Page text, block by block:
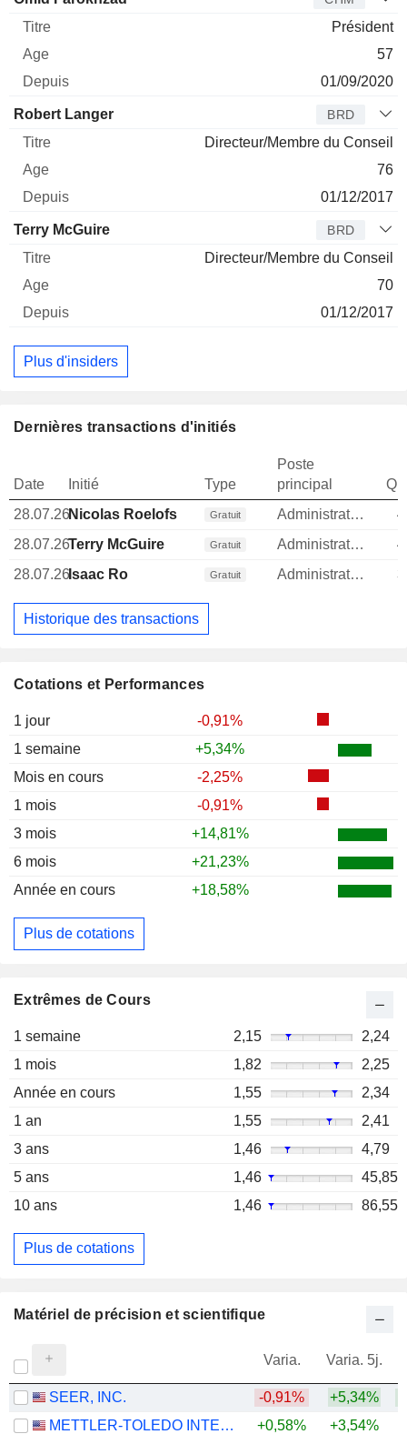
Cotations et Performances
1 jour
-0,91%
1 semaine
+5,34%
Mois en cours
-2,25%
1 mois
-0,91%
3 mois
+14,81%
6 mois
+21,23%
Année en cours
+18,58%
Plus de cotations
Extrêmes de Cours
1 semaine 2,15
2,24
1 mois
1,82
2,25
Année en cours
1,55
2,34
1 an
1,55
2,41
3 ans
1,46
4,79
5 ans
1,46
45,85
10 ans
1,46 86,55
Plus de cotations
Président
57
01/09/2020
Robert Langer BRD
Directeur/Membre du Conseil
76
01/12/2017
Terry McGuire BRD
Directeur/Membre du Conseil
70
01/12/2017
Plus d'insiders
Dernières transactions d'initiés
Date Initié Type
Poste
principal
28.07.26Nicolas Roelofs Gratuit Administrateur
28.07.26Terry McGuire Gratuit Administrateur
28.07.26Isaac Ro Gratuit Administrateur
Historique des transactions
Matériel de précision et scientifique
Varia. Varia. 5j.
SEER, INC. -0,91% +5,34%
METTLER-TOLEDO INTERNATIONAL, INC.
+0,58% +3,54%